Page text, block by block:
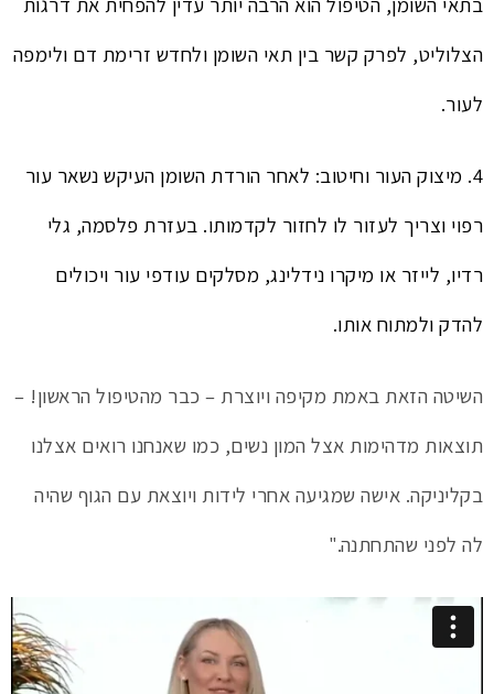
הצלוליט, לפרק קשר בין תאי השומן ולחדש זרימת דם ולימפה
לעור.
4. מיצוק העור וחיטוב: לאחר הורדת השומן העיקש נשאר עור
רפוי וצריך לעזור לו לחזור לקדמותו. בעזרת פלסמה, גלי
רדיו, לייזר או מיקרו נידלינג, מסלקים עודפי עור ויכולים
להדק ולמתוח אותו.
השיטה הזאת באמת מקיפה ויוצרת – כבר מהטיפול הראשון! –
תוצאות מדהימות אצל המון נשים, כמו שאנחנו רואים אצלנו
בקליניקה. אישה שמגיעה אחרי לידות ויוצאת עם הגוף שהיה
לה לפני שהתחתנה."